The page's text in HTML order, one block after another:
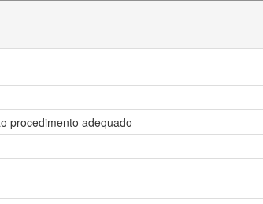
procedimento adequado